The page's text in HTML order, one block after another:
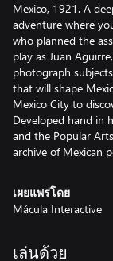
Mexico, 1921. A
adventure where
who planned the
play as Juan
photograph
that will shape
Mexico City to
Developed hand in
and the Popular
archive of Mexican
เผยแพร่โดย
Mácula Interactive
เล่นด้วย